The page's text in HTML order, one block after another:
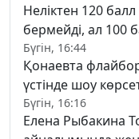
Неліктен 120
бермейді, ал 100
Бүгін, 16:44
Қонаевта
үстінде шоу
Бүгін, 16:16
Елена Рыбакина